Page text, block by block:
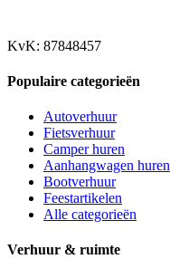
KvK: 87848457
Populaire categorieën
Autoverhuur
Fietsverhuur
Camper huren
Aanhangwagen huren
Bootverhuur
Feestartikelen
Alle categorieën
Verhuur & ruimte